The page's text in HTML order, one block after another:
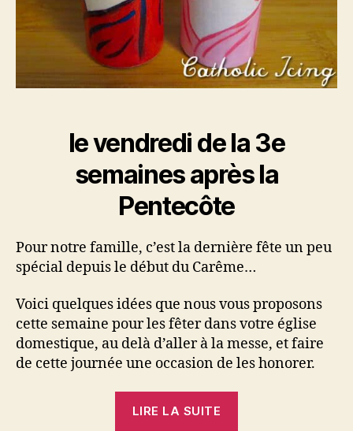
le vendredi de la 3e
semaines après la
Pentecôte
Pour notre famille, c’est la dernière fête un peu
spécial depuis le début du Carême…
Voici quelques idées que nous vous proposons
cette semaine pour les fêter dans votre église
domestique, au delà d’aller à la messe, et faire
de cette journée une occasion de les honorer.
LIRE LA SUITE